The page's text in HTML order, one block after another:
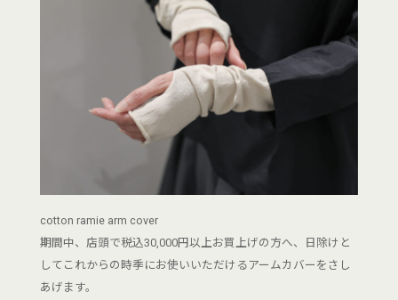
cotton ramie arm cover
期間中、店頭で税込30,000円以上お買上げの方へ、日除けと
してこれからの時季にお使いいただけるアームカバーをさし
あげます。